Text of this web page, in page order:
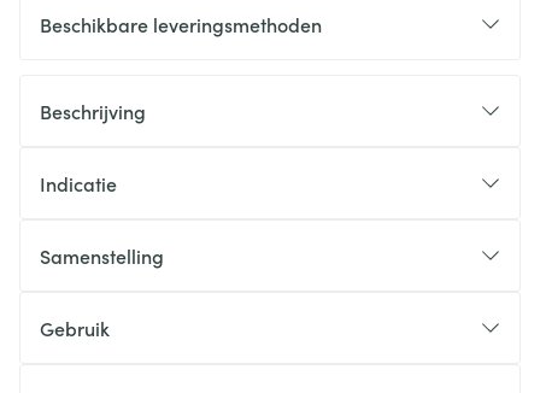
Beschikbare leveringsmethoden
Beschrijving
Indicatie
Samenstelling
Gebruik